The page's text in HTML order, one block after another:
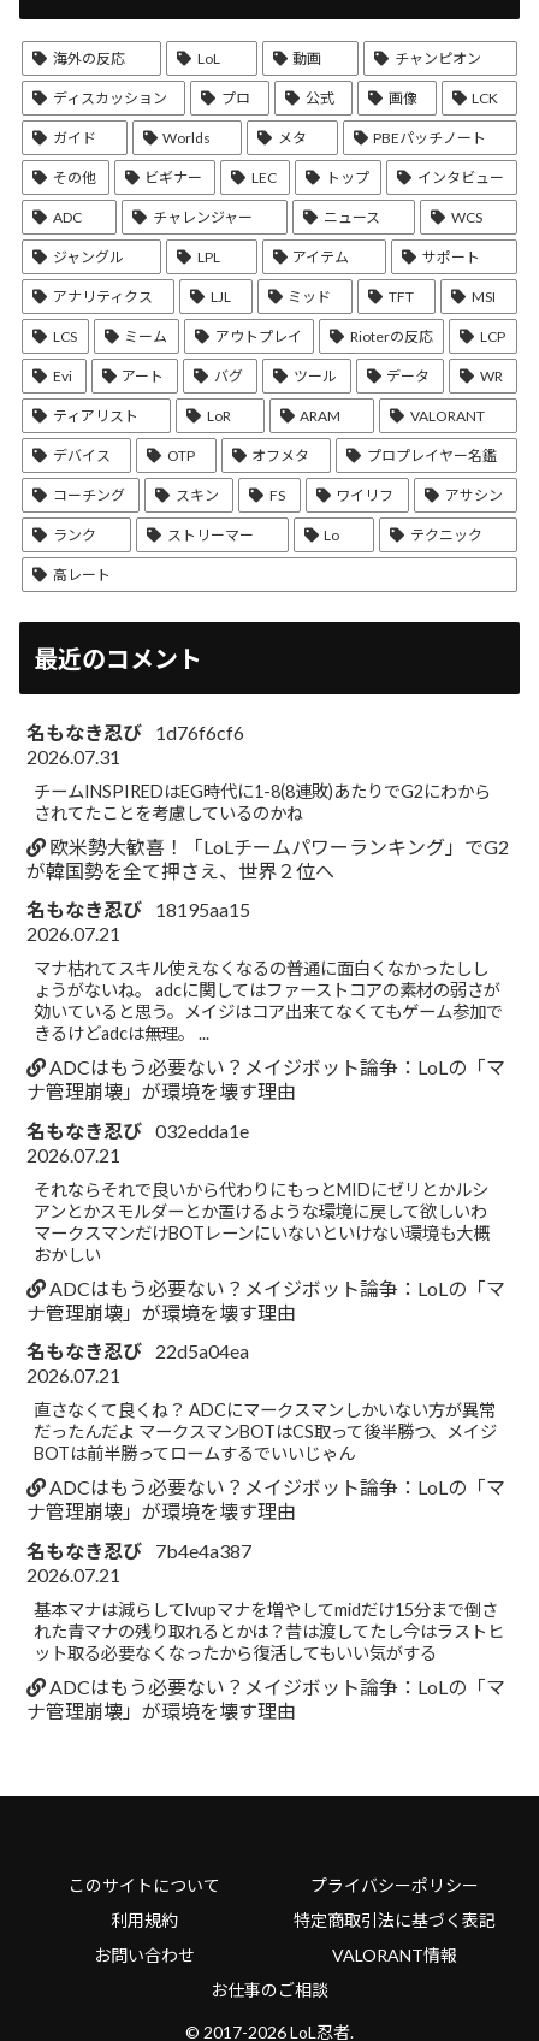
海外の反応 LoL 動画 チャンピオン
ディスカッション プロ 公式 画像 LCK
ガイド Worlds メタ PBEパッチノート
その他 ビギナー LEC トップ インタビュー
ADC チャレンジャー ニュース WCS
ジャングル LPL アイテム サポート
アナリティクス LJL ミッド TFT MSI
LCS ミーム アウトプレイ Rioterの反応 LCP
Evi アート バグ ツール データ WR
ティアリスト LoR ARAM VALORANT
デバイス OTP オフメタ プロプレイヤー名鑑
コーチング スキン FS ワイリフ アサシン
ランク ストリーマー Lo テクニック
高レート
最近のコメント
名もなき忍び
1d76f6cf6
2026.07.31
チームINSPIREDはEG時代に1-8(8連敗)あたりでG2にわから
されてたことを考慮しているのかね
欧米勢大歓喜！「LoLチームパワーランキング」でG2
が韓国勢を全て押さえ、世界２位へ
名もなき忍び
18195aa15
2026.07.21
マナ枯れてスキル使えなくなるの普通に面白くなかったしし
ょうがないね。 adcに関してはファーストコアの素材の弱さが
効いていると思う。メイジはコア出来てなくてもゲーム参加で
きるけどadcは無理。 ...
ADCはもう必要ない？メイジボット論争：LoLの「マ
ナ管理崩壊」が環境を壊す理由
名もなき忍び 032edda1e
2026.07.21
それならそれで良いから代わりにもっとMIDにゼリとかルシ
アンとかスモルダーとか置けるような環境に戻して欲しいわ
マークスマンだけBOTレーンにいないといけない環境も大概
おかしい
ADCはもう必要ない？メイジボット論争：LoLの「マ
ナ管理崩壊」が環境を壊す理由
名もなき忍び
22d5a04ea
2026.07.21
直さなくて良くね？ ADCにマークスマンしかいない方が異常
だったんだよ マークスマンBOTはCS取って後半勝つ、メイジ
BOTは前半勝ってロームするでいいじゃん
ADCはもう必要ない？メイジボット論争：LoLの「マ
ナ管理崩壊」が環境を壊す理由
名もなき忍び
7b4e4a387
2026.07.21
基本マナは減らしてlvupマナを増やしてmidだけ15分まで倒さ
れた青マナの残り取れるとかは？昔は渡してたし今はラストヒ
ット取る必要なくなったから復活してもいい気がする
ADCはもう必要ない？メイジボット論争：LoLの「マ
ナ管理崩壊」が環境を壊す理由
このサイトについて
プライバシーポリシー
利用規約
特定商取引法に基づく表記
お問い合わせ
VALORANT情報
お仕事のご相談
© 2017-2026 LoL忍者.